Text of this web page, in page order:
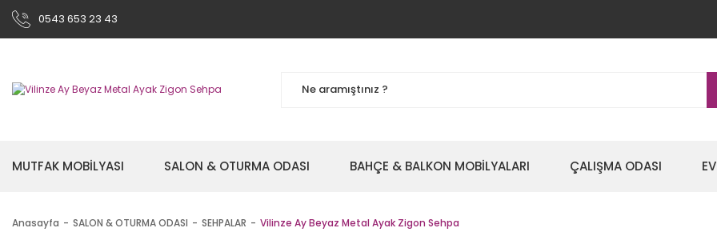
0543 653 23 43
MUTFAK MOBİLYASI SALON & OTURMA ODASI BAHÇE & BALKON MOBİLYALARI ÇALIŞMA ODASI
Anasayfa SALON & OTURMA ODASI SEHPALAR Vilinze Ay Beyaz Metal Ayak Zigon Sehpa